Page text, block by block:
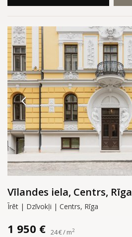
Vīlandes iela, Centrs, Rīga
Īrēt | Dzīvokļi | Centrs, Rīga
1 950 € 24 € / m2